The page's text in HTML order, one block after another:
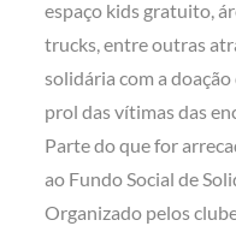
espaço kids gratuito,
trucks, entre outras
solidária com a
prol das vítimas das
Parte do que for
ao Fundo Social de
Organizado pelos